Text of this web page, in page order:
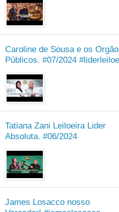
Caroline de Sousa e os
Públicos. #07/2024
Tatiana Zani Leiloeira Lider
Absoluta. #06/2024
James Losacco nosso